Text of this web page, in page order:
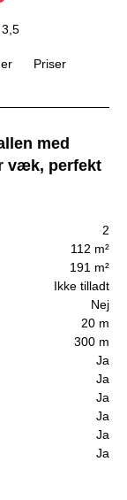
3,5
Priser
med
væk, perfekt
2
112 m²
191 m²
Ikke tilladt
Nej
20 m
300 m
Ja
Ja
Ja
Ja
Ja
Ja